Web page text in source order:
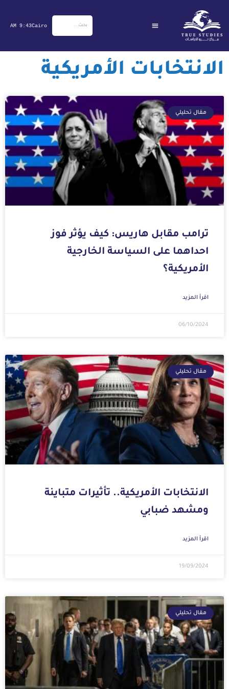
المحتوى
Cairo
9:43 AM
الانتخابات الأمريكية
مقال تحليلي
ترامب مقابل هاريس: كيف يؤثر فوز
احداهما على السياسة الخارجية
الأمريكية؟
اقرأ المزيد
06/10/2024
مقال تحليلي
الانتخابات الأمريكية.. تأثيرات متباينة
ومشهد ضبابي
اقرأ المزيد
19/09/2024
مقال تحليلي